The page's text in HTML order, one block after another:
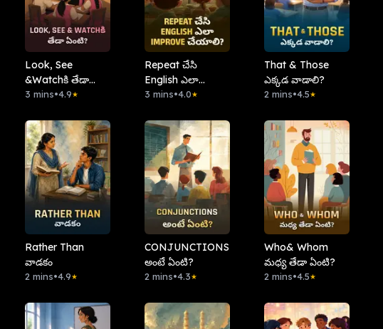
Look, See
&Watchకి తేడా
ఏంటి?
3 mins•4.9★
Repeat చేసి
English ఎలా
Improve చేయాలి?
3 mins•4.0★
That & Those
ఎక్కడ వాడాలి?
2 mins•4.5★
Rather Than
వాడకం
2 mins•4.9★
CONJUNCTIONS
అంటే ఏంటి?
2 mins•4.3★
Who& Whom
మధ్య తేడా ఏంటి?
2 mins•4.5★